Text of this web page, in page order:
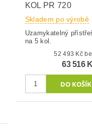
KOL PR 720
Skladem po výrobě
Uzamykatelný
na 5 kol.
52
63 516